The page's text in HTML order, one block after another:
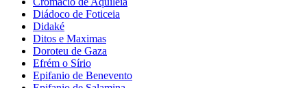
Diádoco de Foticeia
Didaké
Ditos e Maximas
Doroteu de Gaza
Efrém o Sírio
Epifanio de Benevento